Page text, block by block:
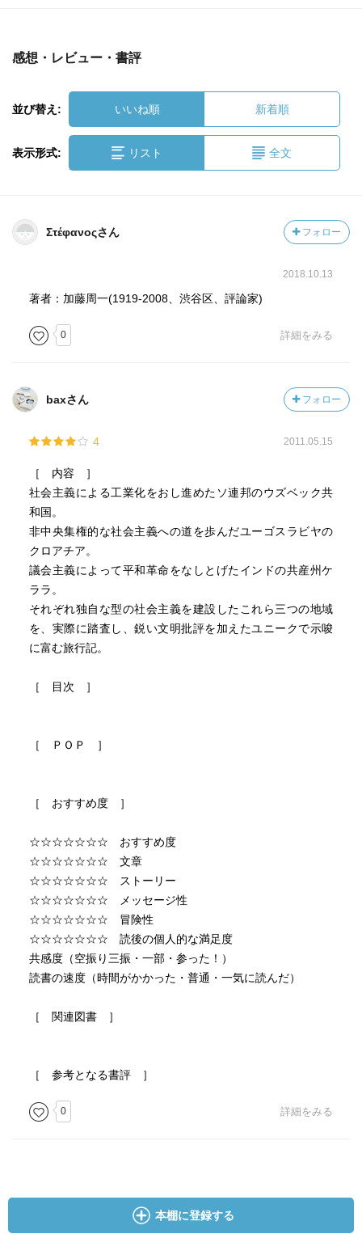
感想・レビュー・書評
並び替え: いいね順 新着順
表示形式: リスト 全文
Στέφανοςさん フォロー
2018.10.13
著者：加藤周一(1919-2008、渋谷区、評論家)
0 詳細をみる
baxさん フォロー
4 2011.05.15
［ 内容 ］
社会主義による工業化をおし進めたソ連邦のウズベック共
和国。
非中央集権的な社会主義への道を歩んだユーゴスラビヤの
クロアチア。
議会主義によって平和革命をなしとげたインドの共産州ケ
ララ。
それぞれ独自な型の社会主義を建設したこれら三つの地域
を、実際に踏査し、鋭い文明批評を加えたユニークで示唆
に富む旅行記。
［ 目次 ］
［ ＰＯＰ ］
［ おすすめ度 ］
☆☆☆☆☆☆☆ おすすめ度
☆☆☆☆☆☆☆ 文章
☆☆☆☆☆☆☆ ストーリー
☆☆☆☆☆☆☆ メッセージ性
☆☆☆☆☆☆☆ 冒険性
☆☆☆☆☆☆☆ 読後の個人的な満足度
共感度（空振り三振・一部・参った！）
読書の速度（時間がかかった・普通・一気に読んだ）
［ 関連図書 ］
［ 参考となる書評 ］
0 詳細をみる
本棚に登録する